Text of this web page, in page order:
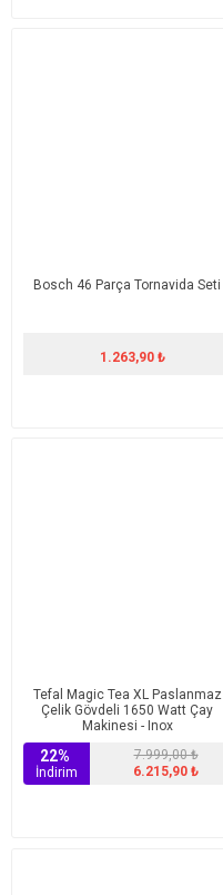
Bosch 46 Parça Tornavida Seti
1.263,90 ₺
Tefal Magic Tea XL Paslanmaz
Çelik Gövdeli 1650 Watt Çay
Makinesi - Inox
22%
İndirim
7.999,00 ₺
6.215,90 ₺